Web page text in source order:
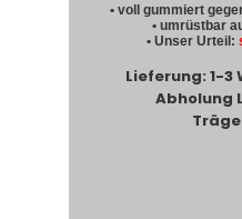
• voll gummiert
• umrüstbar
• Unser Urteil:
Lieferung: 1-3
Abholung